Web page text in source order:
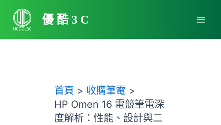
要
優酷3C
首頁
收購筆電
HP Omen 16 電競筆電深
度解析：性能、設計與二